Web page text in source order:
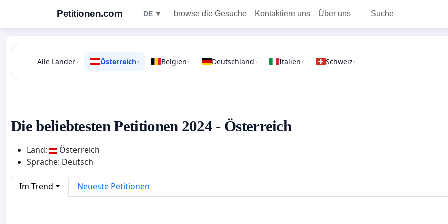
Petitionen.com DE ▼ browse die Gesuche Kontaktiere uns Über uns Suche
Alle Länder› Österreich› Belgien › Deutschland › Italien › Schweiz ›
Die beliebtesten Petitionen 2024 - Österreich
Land:
Österreich
Sprache: Deutsch
Im Trend Neueste Petitionen